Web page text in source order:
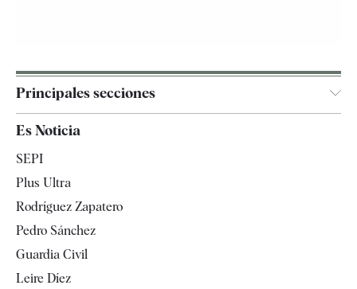
Principales secciones
España
Televisión
Es Noticia
SEPI
Plus Ultra
Rodríguez Zapatero
Pedro Sánchez
Guardia Civil
Leire Díez